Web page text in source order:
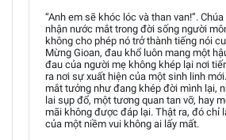
“Anh em sẽ khóc lóc và than van!”.
nhận nước mắt trong đời sống người
không cho phép nó trở thành tiếng nói
Mừng Gioan, đau khổ luôn mang một
đau của người mẹ không khép lại nơi
ra nơi sự xuất hiện của một sinh linh
mắt tưởng như đang khép đời mình lại,
lai sụp đổ, một tương quan tan vỡ, hay
mãi không được đáp lại. Thật ra, đó chỉ
của một niềm vui không ai lấy mất.